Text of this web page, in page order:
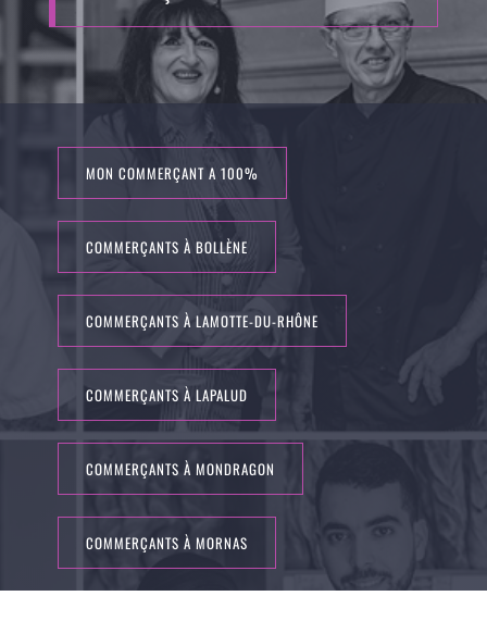
MON COMMERÇANT A 100%
COMMERÇANTS À BOLLÈNE
COMMERÇANTS À LAMOTTE-DU-RHÔNE
COMMERÇANTS À LAPALUD
COMMERÇANTS À MONDRAGON
COMMERÇANTS À MORNAS